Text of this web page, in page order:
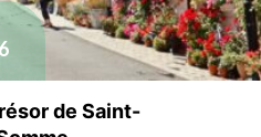
de Saint-